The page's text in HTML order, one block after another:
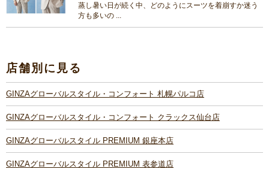
蒸し暑い日が続く中、どのようにスーツを着崩すか迷う
方も多いの ...
店舗別に見る
GINZAグローバルスタイル・コンフォート 札幌パルコ店
GINZAグローバルスタイル・コンフォート クラックス仙台店
GINZAグローバルスタイル PREMIUM 銀座本店
GINZAグローバルスタイル PREMIUM 表参道店